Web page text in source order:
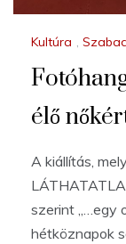
Kultúra ,
élő
A kiállítás,
szerint „…egy
hétköznapok